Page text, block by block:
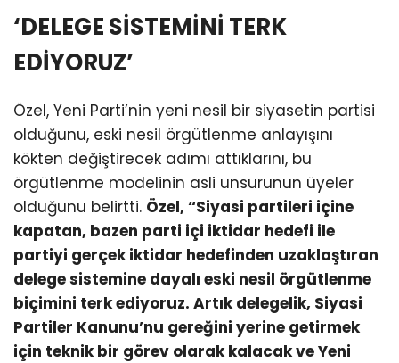
‘DELEGE SİSTEMİNİ TERK
EDİYORUZ’
Özel, Yeni Parti’nin yeni nesil bir siyasetin partisi
olduğunu, eski nesil örgütlenme anlayışını
kökten değiştirecek adımı attıklarını, bu
örgütlenme modelinin asli unsurunun üyeler
olduğunu belirtti. Özel, “Siyasi partileri içine
kapatan, bazen parti içi iktidar hedefi ile
partiyi gerçek iktidar hedefinden uzaklaştıran
delege sistemine dayalı eski nesil örgütlenme
biçimini terk ediyoruz. Artık delegelik, Siyasi
Partiler Kanunu’nu gereğini yerine getirmek
için teknik bir görev olarak kalacak ve Yeni